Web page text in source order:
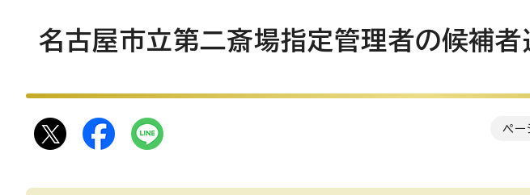
名古屋市立第二斎場指定管理者の候補者
ペ